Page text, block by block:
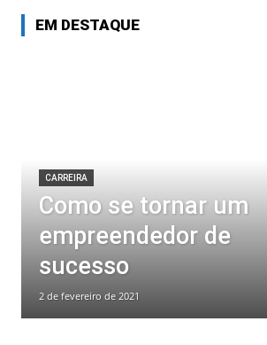
EM DESTAQUE
CARREIRA
Como se tornar um
empreendedor de
sucesso
2 de fevereiro de 2021